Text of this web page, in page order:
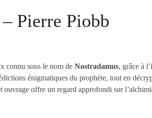
Pierre Piobb
connu sous le nom deNostradamus, grâce à
énigmatiques du prophète, tout en
offre un regard approfondi sur